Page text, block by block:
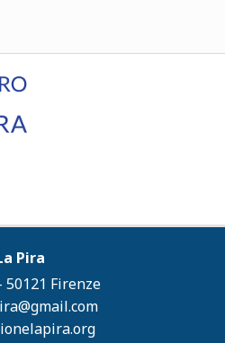
Pira
50121 Firenze